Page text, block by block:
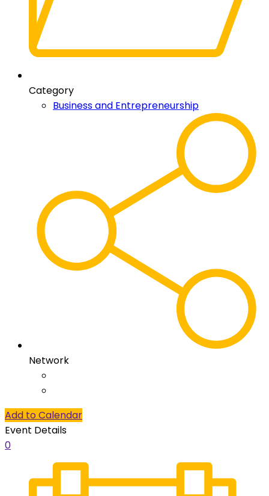
Category
Business and Entrepreneurship
Network
Add to Calendar
Event Details
0